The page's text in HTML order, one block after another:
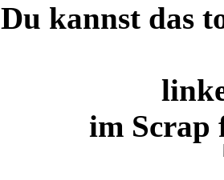
Du kannst das
im Scrap